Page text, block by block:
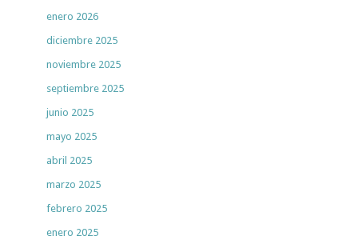
enero 2026
diciembre 2025
noviembre 2025
septiembre 2025
junio 2025
mayo 2025
abril 2025
marzo 2025
febrero 2025
enero 2025